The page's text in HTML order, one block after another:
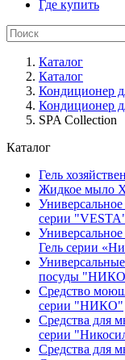
Где купить
Каталог
Каталог
Кондиционер
Кондиционер
SPA Collection
Каталог
Гель
Жидкое мыло
серии
Гель серии
посуды
Средство
серии "НИКО"
Средства для
серии
Средства для